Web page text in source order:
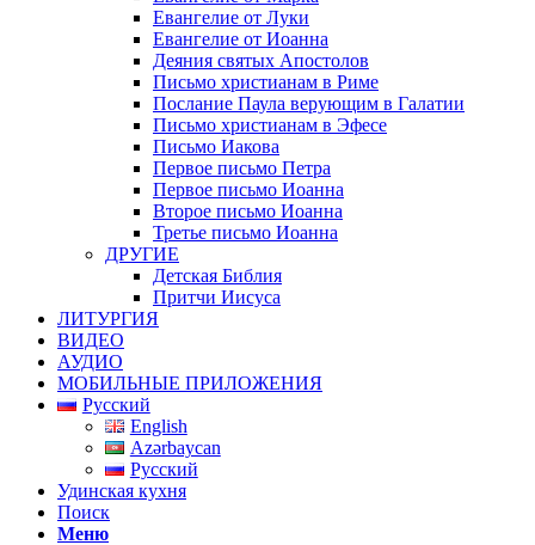
Евангелие от Луки
Евангелие от Иоанна
Деяния святых Апостолов
Письмо христианам в Риме
Послание Паула верующим в Галатии
Письмо христианам в Эфесе
Письмо Иакова
Первое письмо Петра
Первое письмо Иоанна
Второе письмо Иоанна
Третье письмо Иоанна
ДРУГИЕ
Детская Библия
Притчи Иисуса
ЛИТУРГИЯ
ВИДЕО
АУДИО
МОБИЛЬНЫЕ ПРИЛОЖЕНИЯ
Русский
English
Azərbaycan
Русский
Удинская кухня
Поиск
Меню